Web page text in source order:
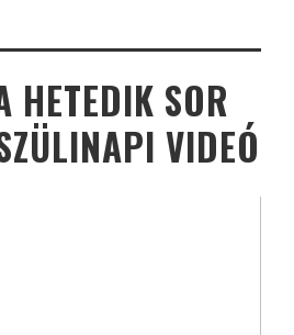
HETEDIK SOR
VIDEÓ